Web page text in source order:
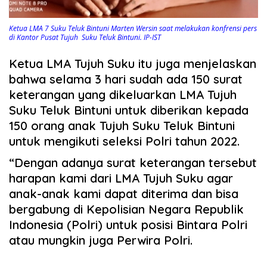
Ketua LMA 7 Suku Teluk Bintuni Marten Wersin saat melakukan konfrensi pers
di Kantor Pusat Tujuh Suku Teluk Bintuni. IP-IST
Ketua LMA Tujuh Suku itu juga menjelaskan
bahwa selama 3 hari sudah ada 150 surat
keterangan yang dikeluarkan LMA Tujuh
Suku Teluk Bintuni untuk diberikan kepada
150 orang anak Tujuh Suku Teluk Bintuni
untuk mengikuti seleksi Polri tahun 2022.
“Dengan adanya surat keterangan tersebut
harapan kami dari LMA Tujuh Suku agar
anak-anak kami dapat diterima dan bisa
bergabung di Kepolisian Negara Republik
Indonesia (Polri) untuk posisi Bintara Polri
atau mungkin juga Perwira Polri.